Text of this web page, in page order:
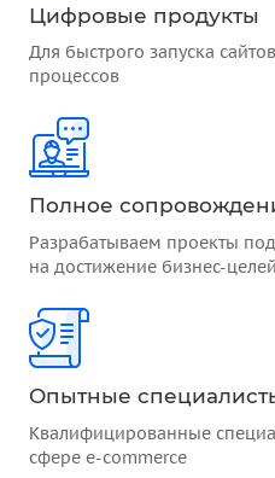
Цифровые продукты
Для быстрого запуска
процессов
Полное
Разрабатываем проекты
на достижение бизнес-целей
Опытные
Квалифицированные
сфере e-commerce